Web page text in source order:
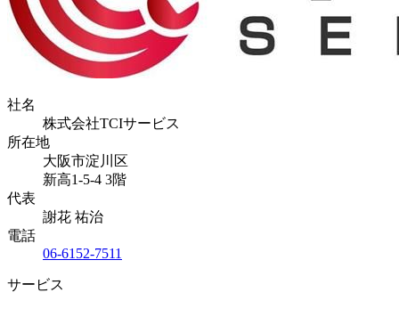
社名
株式会社TCIサービス
所在地
大阪市淀川区
新高1-5-4 3階
代表
謝花 祐治
電話
06-6152-7511
サービス